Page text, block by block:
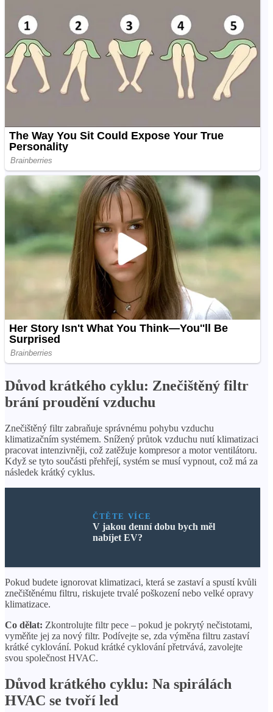
Důvod krátkého cyklu: Znečištěný filtr
brání proudění vzduchu
Znečištěný filtr zabraňuje správnému pohybu vzduchu
klimatizačním systémem. Snížený průtok vzduchu nutí klimatizaci
pracovat intenzivněji, což zatěžuje kompresor a motor ventilátoru.
Když se tyto součásti přehřejí, systém se musí vypnout, což má za
následek krátký cyklus.
ČTĚTE VÍCE
V jakou denní dobu bych měl
nabíjet EV?
Pokud budete ignorovat klimatizaci, která se zastaví a spustí kvůli
znečištěnému filtru, riskujete trvalé poškození nebo velké opravy
klimatizace.
Co dělat: Zkontrolujte filtr pece – pokud je pokrytý nečistotami,
vyměňte jej za nový filtr. Podívejte se, zda výměna filtru zastaví
krátké cyklování. Pokud krátké cyklování přetrvává, zavolejte
svou společnost HVAC.
Důvod krátkého cyklu: Na spirálách
HVAC se tvoří led